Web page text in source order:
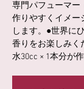
専門パフューマー
作りやすくイメー
します。●世界に
香りをお楽しみく
水30cc × 1本分が作